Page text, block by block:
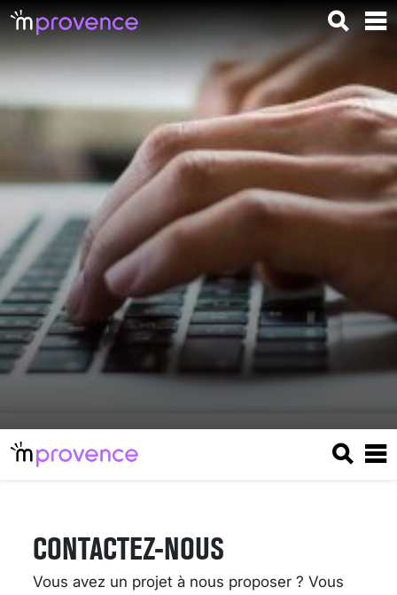
CONTACTEZ-NOUS
Vous avez un projet à nous proposer ? Vous